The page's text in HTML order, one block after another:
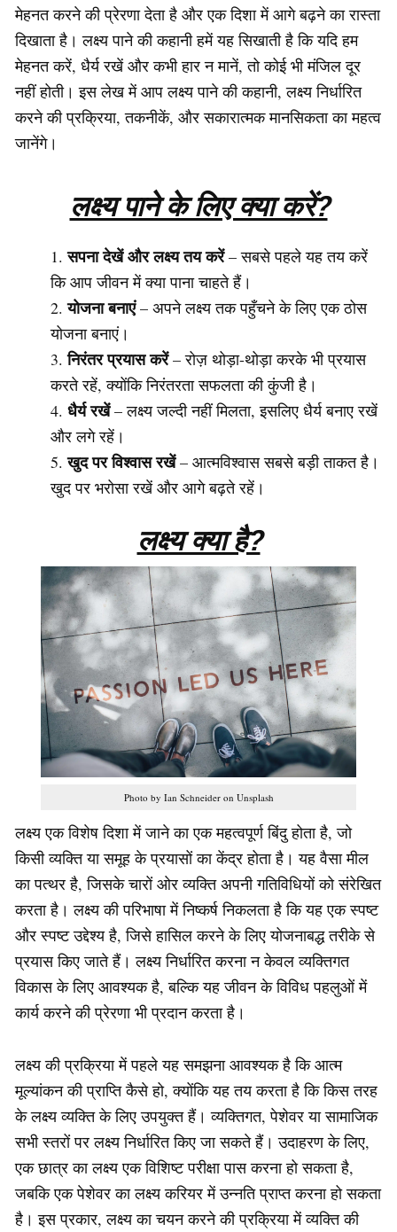
मेहनत करने की प्रेरणा देता है और एक दिशा में आगे बढ़ने का रास्ता
दिखाता है। लक्ष्य पाने की कहानी हमें यह सिखाती है कि यदि हम
मेहनत करें, धैर्य रखें और कभी हार न मानें, तो कोई भी मंजिल दूर
नहीं होती। इस लेख में आप लक्ष्य पाने की कहानी, लक्ष्य निर्धारित
करने की प्रक्रिया, तकनीकें, और सकारात्मक मानसिकता का महत्व
जानेंगे।
लक्ष्य पाने के लिए क्या करें?
सपना देखें और लक्ष्य तय करें– सबसे पहले यह तय करें
कि आप जीवन में क्या पाना चाहते हैं।
योजना बनाएं– अपने लक्ष्य तक पहुँचने के लिए एक ठोस
योजना बनाएं।
निरंतर प्रयास करें– रोज़ थोड़ा-थोड़ा करके भी प्रयास
करते रहें, क्योंकि निरंतरता सफलता की कुंजी है।
धैर्य रखें– लक्ष्य जल्दी नहीं मिलता, इसलिए धैर्य बनाए रखें
और लगे रहें।
खुद पर विश्वास रखें– आत्मविश्वास सबसे बड़ी ताकत है।
खुद पर भरोसा रखें और आगे बढ़ते रहें।
लक्ष्य क्या है?
Photo by Ian Schneider on Unsplash
लक्ष्य एक विशेष दिशा में जाने का एक महत्वपूर्ण बिंदु होता है, जो
किसी व्यक्ति या समूह के प्रयासों का केंद्र होता है। यह वैसा मील
का पत्थर है, जिसके चारों ओर व्यक्ति अपनी गतिविधियों को संरेखित
करता है। लक्ष्य की परिभाषा में निष्कर्ष निकलता है कि यह एक स्पष्ट
और स्पष्ट उद्देश्य है, जिसे हासिल करने के लिए योजनाबद्ध तरीके से
प्रयास किए जाते हैं। लक्ष्य निर्धारित करना न केवल व्यक्तिगत
विकास के लिए आवश्यक है, बल्कि यह जीवन के विविध पहलुओं में
कार्य करने की प्रेरणा भी प्रदान करता है।
लक्ष्य की प्रक्रिया में पहले यह समझना आवश्यक है कि आत्म
मूल्यांकन की प्राप्ति कैसे हो, क्योंकि यह तय करता है कि किस तरह
के लक्ष्य व्यक्ति के लिए उपयुक्त हैं। व्यक्तिगत, पेशेवर या सामाजिक
सभी स्तरों पर लक्ष्य निर्धारित किए जा सकते हैं। उदाहरण के लिए,
एक छात्र का लक्ष्य एक विशिष्ट परीक्षा पास करना हो सकता है,
जबकि एक पेशेवर का लक्ष्य करियर में उन्नति प्राप्त करना हो सकता
है। इस प्रकार, लक्ष्य का चयन करने की प्रक्रिया में व्यक्ति की